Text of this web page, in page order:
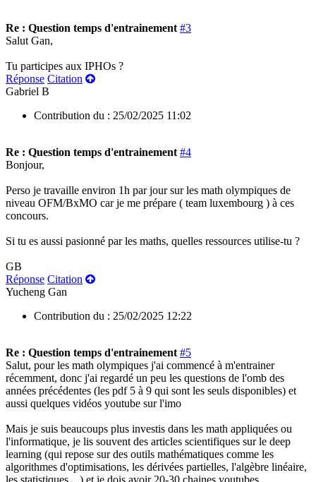
Re : Question temps d'entrainement #3
Salut Gan,
Tu participes aux IPHOs ?
Réponse Citation
Gabriel B
Contribution du : 25/02/2025 11:02
Re : Question temps d'entrainement #4
Bonjour,
Perso je travaille environ 1h par jour sur les math olympiques de
niveau OFM/BxMO car je me prépare ( team luxembourg ) à ces
concours.
Si tu es aussi pasionné par les maths, quelles ressources utilise-tu ?
GB
Réponse Citation
Yucheng Gan
Contribution du : 25/02/2025 12:22
Re : Question temps d'entrainement #5
Salut, pour les math olympiques j'ai commencé à m'entrainer
récemment, donc j'ai regardé un peu les questions de l'omb des
années précédentes (les pdf 5 à 9 qui sont les seuls disponibles) et
aussi quelques vidéos youtube sur l'imo
Mais je suis beaucoups plus investis dans les math appliquées ou
l'informatique, je lis souvent des articles scientifiques sur le deep
learning (qui repose sur des outils mathématiques comme les
algorithmes d'optimisations, les dérivées partielles, l'algèbre linéaire,
les statistiques,...) et je dois avoir 20-30 chaines youtubes